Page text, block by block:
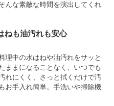
んな素敵な時間を演出してくれ
ねも油汚れも安心
理中の水はねや油汚れをサッと
ままになることなく、いつでも
れにくく、さっと拭くだけで汚
お手入れ簡単。手洗いや掃除機